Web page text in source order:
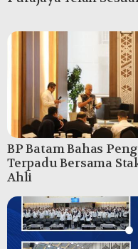
BP Batam Bahas
Terpadu Bersama
Ahli